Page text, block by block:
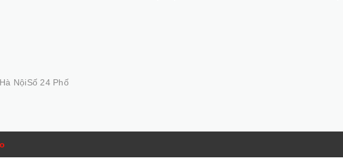
NộiSố 24 Phố